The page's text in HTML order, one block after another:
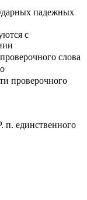
падежных
с
слова
проверочного
п. единственного